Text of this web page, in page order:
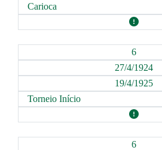
Carioca
6
27/4/1924
19/4/1925
Torneio Início
6